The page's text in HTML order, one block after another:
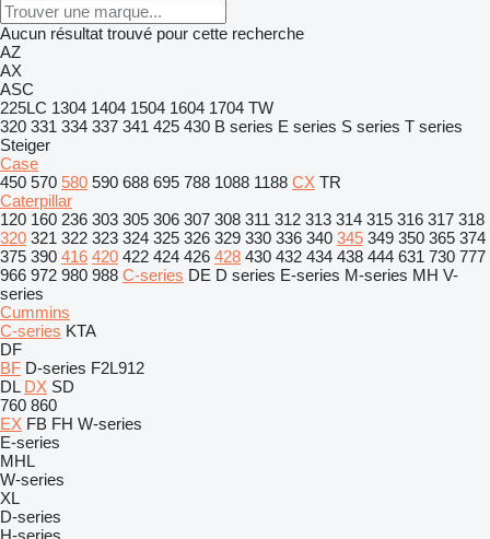
Aucun résultat trouvé pour cette recherche
AZ
AX
ASC
225LC 1304 1404 1504 1604 1704 TW
320 331 334 337 341 425 430 B series E series S series T series
Steiger
Case
450 570 580 590 688 695 788 1088 1188 CX TR
Caterpillar
120 160 236 303 305 306 307 308 311 312 313 314 315 316 317 318
320 321 322 323 324 325 326 329 330 336 340 345 349 350 365 374
375 390 416 420 422 424 426 428 430 432 434 438 444 631 730 777
966 972 980 988 C-series DE D series E-series M-series MH V-
series
Cummins
C-series KTA
DF
BF D-series F2L912
DL DX SD
760 860
EX FB FH W-series
E-series
MHL
W-series
XL
D-series
H-series